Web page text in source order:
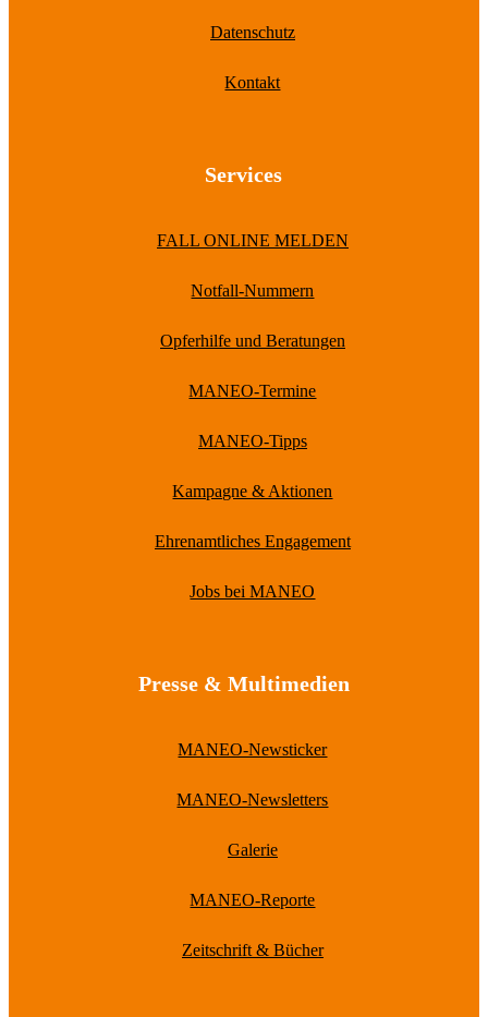
Datenschutz
Kontakt
Services
FALL ONLINE MELDEN
Notfall-Nummern
Opferhilfe und Beratungen
MANEO-Termine
MANEO-Tipps
Kampagne & Aktionen
Ehrenamtliches Engagement
Jobs bei MANEO
Presse & Multimedien
MANEO-Newsticker
MANEO-Newsletters
Galerie
MANEO-Reporte
Zeitschrift & Bücher